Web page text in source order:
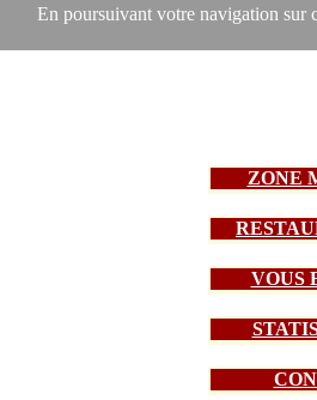
En poursuivant votre navigation sur
ZONE
VOUS